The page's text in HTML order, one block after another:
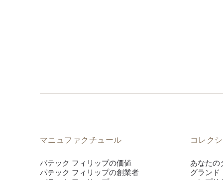
マニュファクチュール
パテック フィリップの価値
パテック フィリップの創業者
コレク
あなたの
グランド